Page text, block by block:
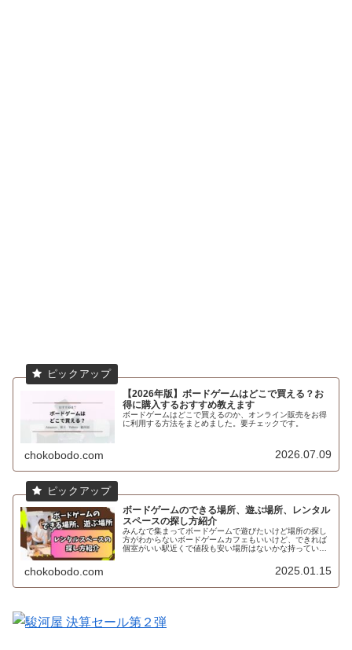
【2026年版】ボードゲームはどこで買える？お
得に購入するおすすめ教えます
ボードゲームはどこで買えるのか、オンライン販売をお得
に利用する方法をまとめました。要チェックです。
chokobodo.com 2026.07.09
ボードゲームのできる場所、遊ぶ場所、レンタル
スペースの探し方紹介
みんなで集まってボードゲームで遊びたいけど場所の探し
方がわからないボードゲームカフェもいいけど、できれば
個室がいい駅近くで値段も安い場所はないかな持っている
chokobodo.com 2025.01.15